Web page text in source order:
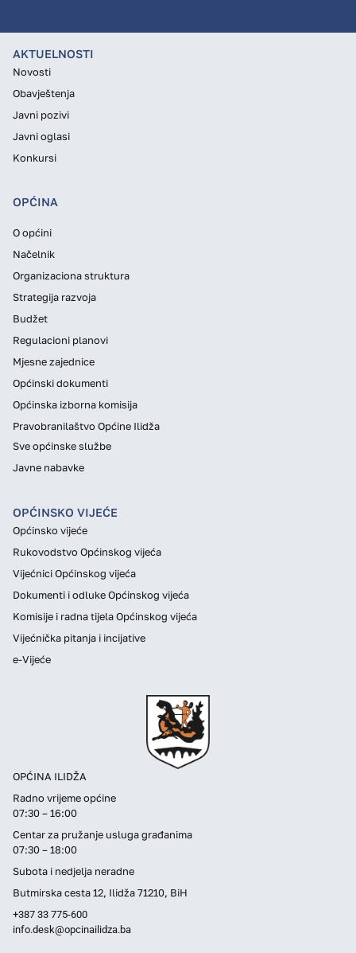
OPĆINA ILIDŽA
Radno vrijeme općine
07:30 – 16:00
Centar za pružanje usluga građanima
07:30 – 18:00
Subota i nedjelja neradne
Butmirska cesta 12, Ilidža 71210, BiH
+387 33 775-600
info.desk@opcinailidza.ba
AKTUELNOSTI
Novosti
Obavještenja
Javni pozivi
Javni oglasi
Konkursi
OPĆINA
O općini
Načelnik
Organizaciona struktura
Strategija razvoja
Budžet
Regulacioni planovi
Mjesne zajednice
Općinski dokumenti
Općinska izborna komisija
Pravobranilaštvo Općine Ilidža
Sve općinske službe
Javne nabavke
OPĆINSKO VIJEĆE
Općinsko vijeće
Rukovodstvo Općinskog vijeća
Vijećnici Općinskog vijeća
Dokumenti i odluke Općinskog vijeća
Komisije i radna tijela Općinskog vijeća
Vijećnička pitanja i incijative
e-Vijeće